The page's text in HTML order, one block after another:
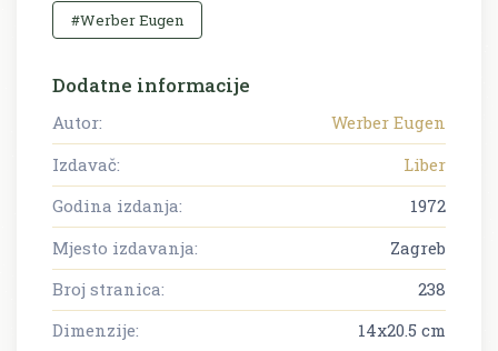
#Werber Eugen
Dodatne informacije
Autor:
Werber Eugen
Izdavač:
Liber
Godina izdanja:
1972
Mjesto izdavanja:
Zagreb
Broj stranica:
238
Dimenzije:
14x20.5 cm